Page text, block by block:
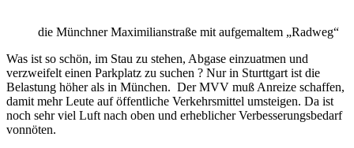
die Münchner Maximilianstraße mit aufgemaltem „Radweg“
Was ist so schön, im Stau zu stehen, Abgase einzuatmen und
verzweifelt einen Parkplatz zu suchen ? Nur in Sturttgart ist die
Belastung höher als in München. Der MVV muß Anreize schaffen,
damit mehr Leute auf öffentliche Verkehrsmittel umsteigen. Da ist
noch sehr viel Luft nach oben und erheblicher Verbesserungsbedarf
vonnöten.